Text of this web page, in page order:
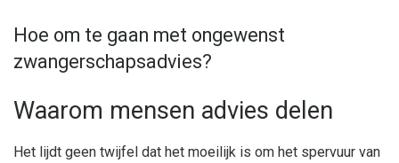
Hoe om te gaan met ongewenst
zwangerschapsadvies?
Waarom mensen advies delen
Het lijdt geen twijfel dat het moeilijk is om het spervuur ​​van